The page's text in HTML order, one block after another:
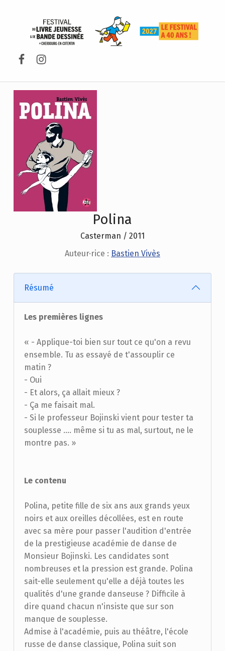
Facebook
Instagram
Polina
Casterman / 2011
Auteur·rice : Bastien Vivès
Résumé
Les premières lignes
« - Applique-toi bien sur tout ce qu'on a revu
ensemble. Tu as essayé de t'assouplir ce
matin ?
- Oui
- Et alors, ça allait mieux ?
- Ça me faisait mal.
- Si le professeur Bojinski vient pour tester ta
souplesse …. même si tu as mal, surtout, ne le
montre pas. »
Le contenu
Polina, petite fille de six ans aux grands yeux
noirs et aux oreilles décollées, est en route
avec sa mère pour passer l'audition d'entrée
de la prestigieuse académie de danse de
Monsieur Bojinski. Les candidates sont
nombreuses et la pression est grande. Polina
sait-elle seulement qu'elle a déjà toutes les
qualités d'une grande danseuse ? Difficile à
dire quand chacun n'insiste que sur son
manque de souplesse.
Admise à l'académie, puis au théâtre, l'école
russe de danse classique, Polina suit son